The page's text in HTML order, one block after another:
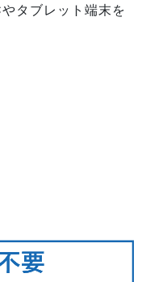
タブレット端末を